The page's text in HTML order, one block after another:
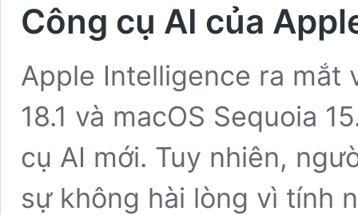
Công cụ AI của
Apple Intelligence ra mắt
18.1 và macOS Sequoia
cụ AI mới. Tuy nhiên,
sự không hài lòng vì tính